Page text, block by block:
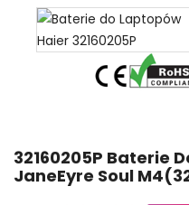
32160205P Baterie
JaneEyre Soul